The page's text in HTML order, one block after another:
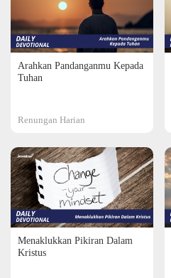
Arahkan Pandanganmu Kepada
Tuhan
Renungan Harian
Menaklukkan Pikiran Dalam
Kristus